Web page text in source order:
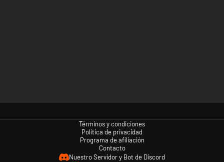
Términos y condiciones
Política de privacidad
Programa de afiliación
Contacto
Nuestro Servidor y Bot de Discord